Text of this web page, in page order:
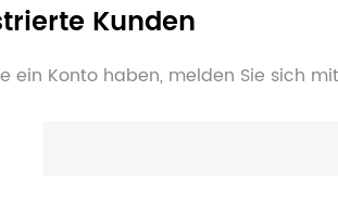
Kunden
ein Konto haben, melden Sie sich